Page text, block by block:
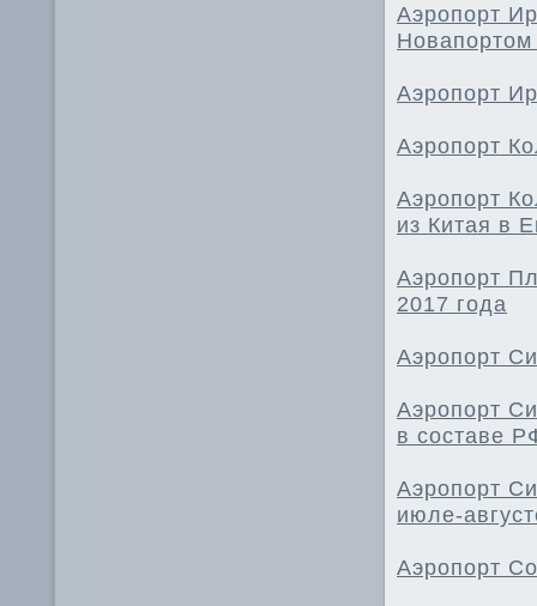
Аэропорт
Аэропорт
Аэропорт
Аэропорт
из Китая в
Аэропорт
2017 года
Аэропорт
Аэропорт
в составе
Аэропорт
июле-
Аэропорт